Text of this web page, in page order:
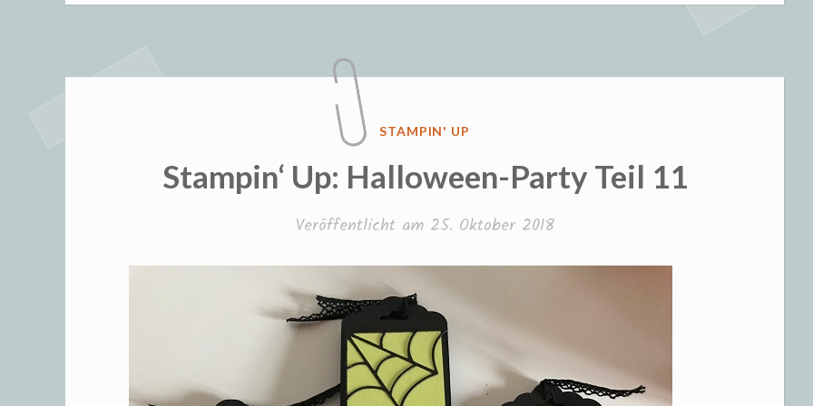
VERÖFFENTLICHT
STAMPIN' UP
Stampin‘ Up: Halloween-Party Teil 11
Veröffentlicht am 25. Oktober 2018